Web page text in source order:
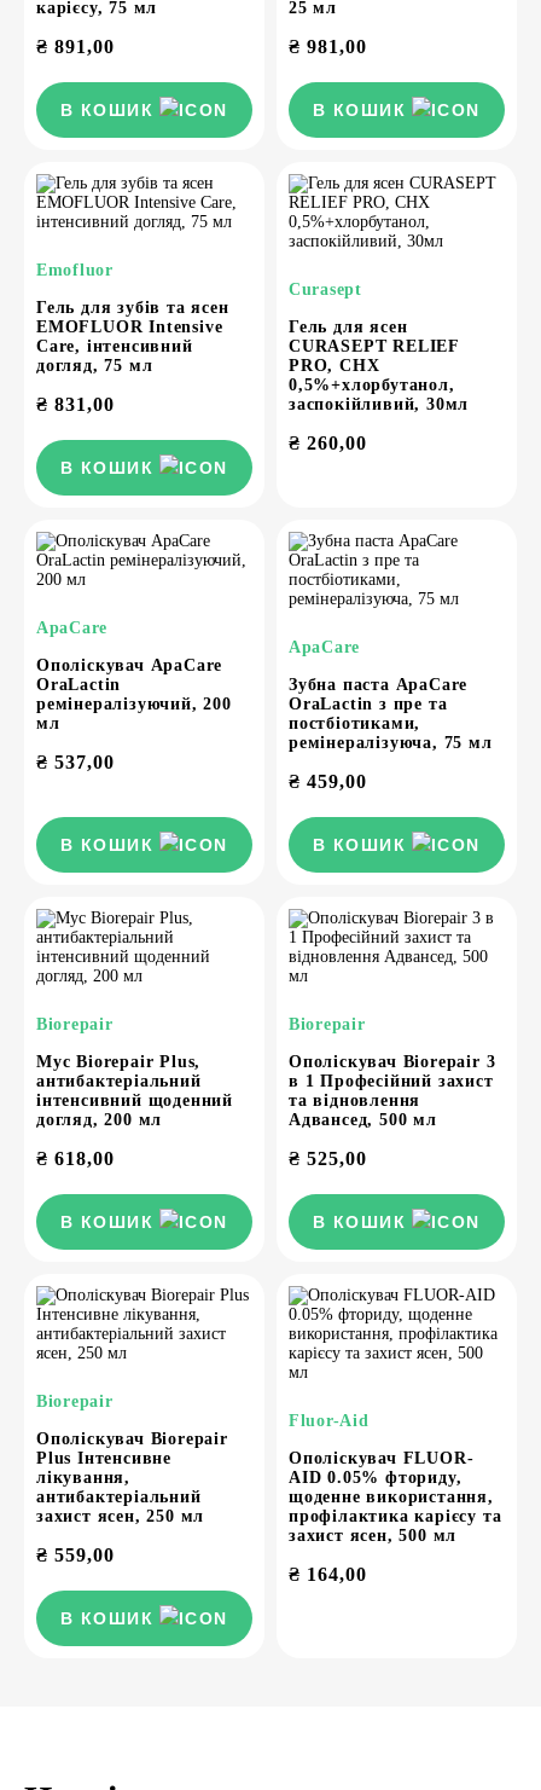
карієсу, 75 мл
₴ 891,00
В КОШИК
25 мл
₴ 981,00
В КОШИК
Emofluor
Гель для зубів та ясен
EMOFLUOR Intensive
Care, інтенсивний
догляд, 75 мл
₴ 831,00
В КОШИК
Curasept
Гель для ясен
CURASEPT RELIEF
PRO, СНХ
0,5%+хлорбутанол,
заспокійливий, 30мл
₴ 260,00
ApaCare
Ополіскувач ApaCare
OraLactin
ремінералізуючий, 200
мл
₴ 537,00
В КОШИК
ApaCare
Зубна паста ApaCare
OraLactin з пре та
постбіотиками,
ремінералізуюча, 75 мл
₴ 459,00
В КОШИК
Biorepair
Мус Biorepair Plus,
антибактеріальний
інтенсивний щоденний
догляд, 200 мл
₴ 618,00
В КОШИК
Biorepair
Ополіскувач Biorepair 3
в 1 Професійний захист
та відновлення
Адвансед, 500 мл
₴ 525,00
В КОШИК
Biorepair
Ополіскувач Biorepair
Plus Інтенсивне
лікування,
антибактеріальний
захист ясен, 250 мл
₴ 559,00
В КОШИК
Fluor-Aid
Ополіскувач FLUOR-
AID 0.05% фториду,
щоденне використання,
профілактика карієсу та
захист ясен, 500 мл
₴ 164,00